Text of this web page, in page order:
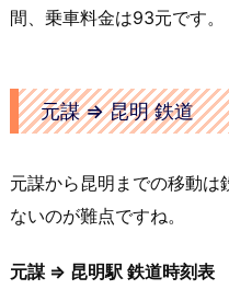
間、乗車料金は93元です。
元謀 ⇒ 昆明 鉄道
元謀から昆明までの移動
ないのが難点ですね。
元謀 ⇒ 昆明駅 鉄道時刻表